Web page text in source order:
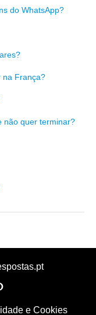
do WhatsApp?
na França?
não quer terminar?
e Cookies